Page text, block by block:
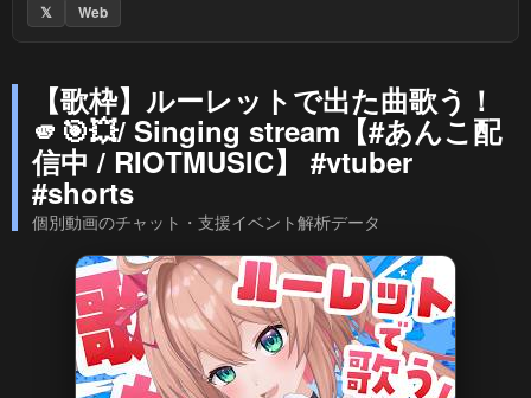
𝕏
Web
【歌枠】ルーレットで出た曲歌う！
🫵🎯💥/ Singing stream【#あんこ配
信中 / RIOTMUSIC】 #vtuber
#shorts
個別動画のチャット・支援イベント解析データ